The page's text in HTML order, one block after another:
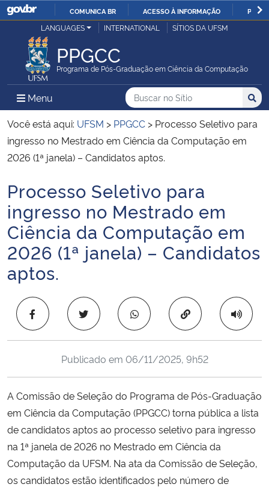
IR
COMUNICA BR ACESSO À INFORMAÇÃO
Ministério da Justiça e Segurança Pública
Ministério da Defesa
Ministério das Relações Exteriores
Ministério da Economia
Ministério da Infraestrutura
Ministério da Agricultura, Pecuária e Abastecimento
Ministério da Educação
Ministério da Cidadania
Ministério da Saúde
Ministério de Minas e Energia
Ministério da Ciência, Tecnologia, Inovações e Comunicações
Ministério do Meio Ambiente
Ministério do Desenvolvimento Regional
LANGUAGES INTERNATIONAL SÍTIOS DA UFSM
PPGCC
Programa de Pós-Graduação em Ciência da Computação
Menu Menu Principal do Sítio
Busca
Buscar no no Sítio
Busca:
Você está aqui: UFSM > PPGCC > Processo Seletivo para
ingresso no Mestrado em Ciência da Computação em
2026 (1ª janela) – Candidatos aptos.
Início do conteúdo
Processo Seletivo para
ingresso no Mestrado em
Ciência da Computação em
2026 (1ª janela) – Candidatos
aptos.
Copiar para área
Publicado em 06/11/2025, 9h52
A Comissão de Seleção do Programa de Pós-Graduação
em Ciência da Computação (PPGCC) torna pública a lista
de candidatos aptos ao processo seletivo para ingresso
na 1ª janela de 2026 no Mestrado em Ciência da
Computação da UFSM. Na ata da Comissão de Seleção,
os candidatos estão identificados pelo número de